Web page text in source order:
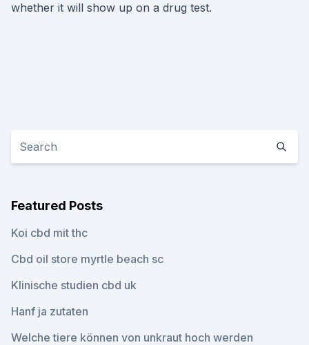
whether it will show up on a drug test.
Featured Posts
Koi cbd mit thc
Cbd oil store myrtle beach sc
Klinische studien cbd uk
Hanf ja zutaten
Welche tiere können von unkraut hoch werden